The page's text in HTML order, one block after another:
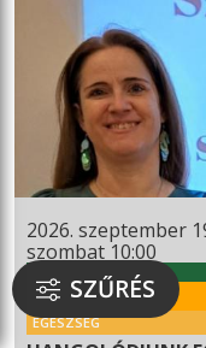
2026. szeptember
szombat 10:00
WEKERLEI KULTÚRHÁZ
RENDEZVÉNY
EGÉSZSÉG
SZŰRÉS